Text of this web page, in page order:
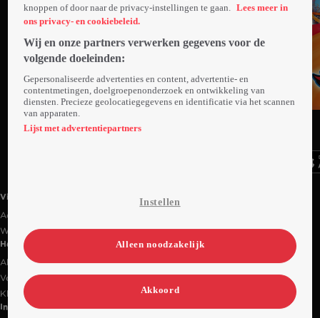
Ga
naar
Videoland
Actiecode
Werken bij RTL
Handige links
Alle films & series
Veelgestelde vragen
Klantenservice
Informatie
knoppen of door naar de privacy-instellingen te gaan.
Lees meer in
ons privacy- en cookiebeleid.
Wij en onze partners verwerken gegevens voor de
volgende doeleinden:
Gepersonaliseerde advertenties en content, advertentie- en
contentmetingen, doelgroepenonderzoek en ontwikkeling van
diensten. Precieze geolocatiegegevens en identificatie via het scannen
van apparaten.
Lijst met advertentiepartners
Instellen
Alleen noodzakelijk
Akkoord